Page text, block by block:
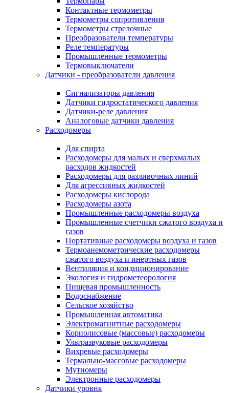
Контактные термометры
Термометры сопротивления
Термометры стрелочные
Преобразователи температуры
Реле температуры
Промышленные термометры
Термовыключатели
Датчики - преобразователи давления
Сигнализаторы давления
Датчики гидростатического давления
Датчики-реле давления
Аналоговые датчики давления
Расходомеры
Для спирта
Расходомеры для малых и сверхмалых
расходов жидкостей
Расходомеры для разливочных линий
Для агрессивных жидкостей
Расходомеры кислорода
Расходомеры азота
Промышленные расходомеры воздуха
Промышленные счетчики сжатого воздуха и
газов
Портативные расходомеры воздуха и газов
Термоанемометрические расходомеры
сжатого воздуха и инертных газов
Вентиляция и кондиционирование
Экология и гидрометеорология
Пищевая промышленность
Водоснабжение
Сельское хозяйство
Промышленная автоматика
Электромагнитные расходомеры
Кориолисовые (массовые) расходомеры
Ультразвуковые расходомеры
Вихревые расходомеры
Термально-массовые расходомеры
Мутномеры
Электронные расходомеры
Датчики уровня